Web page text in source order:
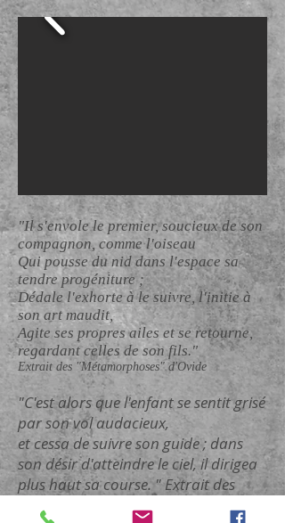
"Il s'envole le premier, soucieux de son
compagnon, comme l'oiseau
Qui pousse du nid dans l'espace sa
tendre progéniture ;
Dédale l'exhorte à le suivre, l'initie à
son art maudit,
Agite ses propres ailes et se retourne,
regardant celles de son fils."
Extrait des "Métamorphoses" d'Ovide
"C'est alors que l'enfant se sentit grisé
par son vol audacieux,
et cessa de suivre son guide ; dans
son désir d'atteindre le ciel, il dirigea
plus haut sa course. " Extrait des
Métamorphoses d'Ovide.